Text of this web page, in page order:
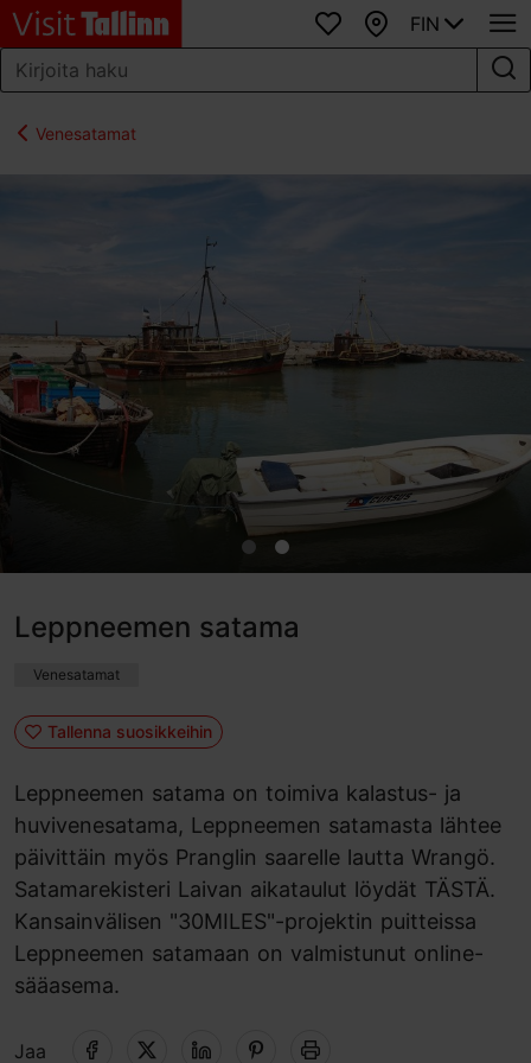
SuosikitKartta
FIN
Venesatamat
Leppneemen satama
Venesatamat
Tallenna suosikkeihin
Leppneemen satama on toimiva kalastus- ja
huvivenesatama, Leppneemen satamasta lähtee
päivittäin myös Pranglin saarelle lautta Wrangö.
Satamarekisteri Laivan aikataulut löydät TÄSTÄ.
Kansainvälisen "30MILES"-projektin puitteissa
Leppneemen satamaan on valmistunut online-
sääasema.
Jaa